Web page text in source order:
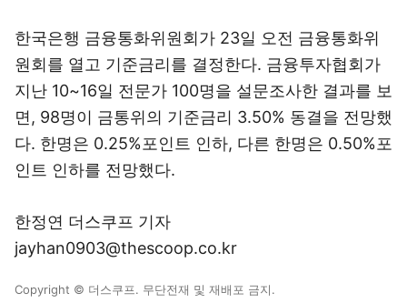
한국은행 금융통화위원회가 23일 오전 금융통화위
원회를 열고 기준금리를 결정한다. 금융투자협회가
지난 10~16일 전문가 100명을 설문조사한 결과를 보
면, 98명이 금통위의 기준금리 3.50% 동결을 전망했
다. 한명은 0.25%포인트 인하, 다른 한명은 0.50%포
인트 인하를 전망했다.
한정연 더스쿠프 기자
jayhan0903@thescoop.co.kr
Copyright © 더스쿠프. 무단전재 및 재배포 금지.